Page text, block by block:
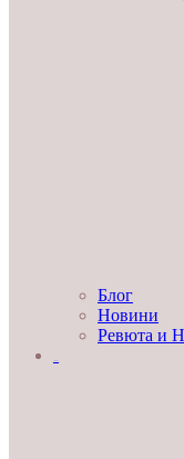
Блог
Новини
Ревюта и